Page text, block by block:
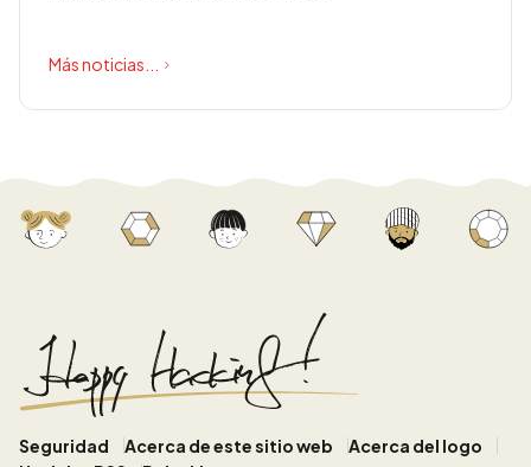
Más noticias...
Seguridad Acerca de este sitio web
Acerca del logo